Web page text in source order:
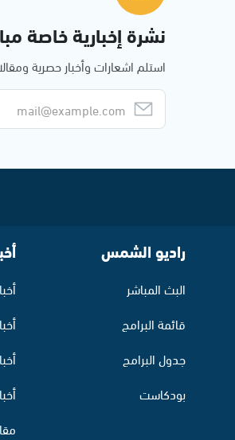
نشرة إخبارية خاصة
استلم اشعارات وأخبار حصرية
راديو الشمس
البث المباشر
قائمة البرامج
جدول البرامج
بودكاست